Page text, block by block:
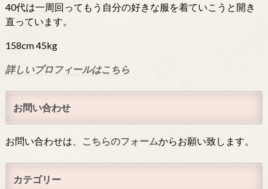
40代は一周回ってもう自分の好きな服を着ていこうと開き
直っています。
158cm 45kg
詳しいプロフィールはこちら
お問い合わせ
お問い合わせは、 こちらのフォームからお願い致します。
カテゴリー